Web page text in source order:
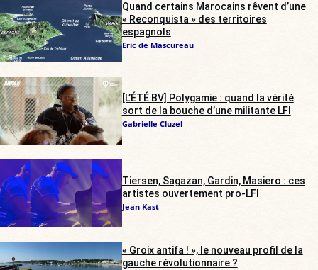
Quand certains Marocains rêvent d’une
« Reconquista » des territoires
espagnols
Eric de Mascureau
[L’ÉTÉ BV] Polygamie : quand la vérité
sort de la bouche d’une militante LFI
Gabrielle Cluzel
Tiersen, Sagazan, Gardin, Masiero : ces
artistes ouvertement pro-LFI
Jean Kast
« Groix antifa ! », le nouveau profil de la
gauche révolutionnaire ?